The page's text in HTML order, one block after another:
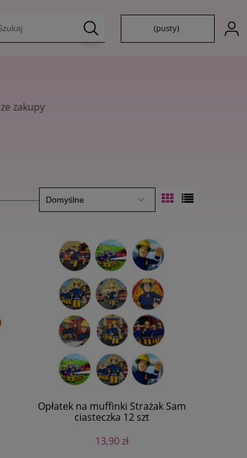
(pusty)
Opłatek na muffinki Strażak Sam
ciasteczka 12 szt
13,90 zł